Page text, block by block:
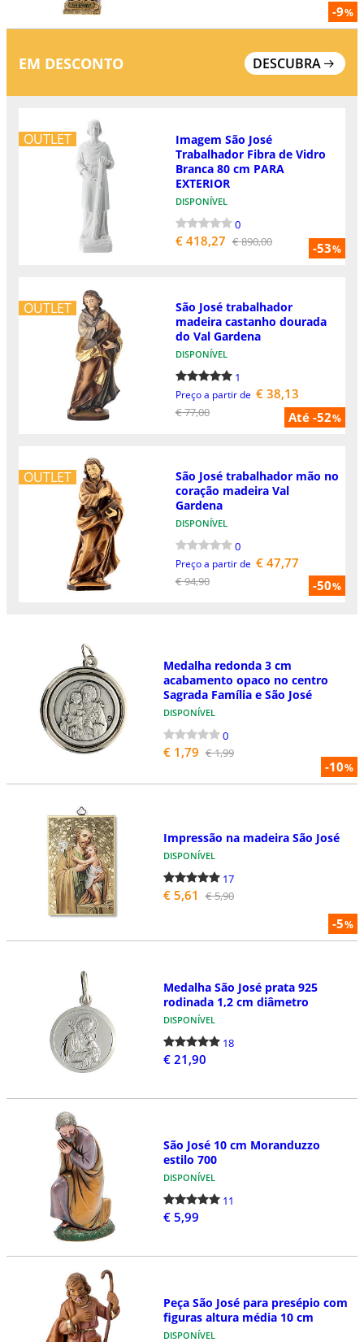
-9%
EM DESCONTO DESCUBRA
OUTLET
-53%
Imagem São José
Trabalhador Fibra de Vidro
Branca 80 cm PARA
EXTERIOR
DISPONÍVEL
0
€ 418,27 € 890,00
OUTLET
Até -52%
São José trabalhador
madeira castanho dourada
do Val Gardena
DISPONÍVEL
1
Preço a partir de € 38,13
€ 77,00
OUTLET
-50%
São José trabalhador mão no
coração madeira Val
Gardena
DISPONÍVEL
0
Preço a partir de € 47,77
€ 94,90
-10%
Medalha redonda 3 cm
acabamento opaco no centro
Sagrada Família e São José
DISPONÍVEL
0
€ 1,79 € 1,99
-5%
Impressão na madeira São José
DISPONÍVEL
17
€ 5,61 € 5,90
Medalha São José prata 925
rodinada 1,2 cm diâmetro
DISPONÍVEL
18
€ 21,90
São José 10 cm Moranduzzo
estilo 700
DISPONÍVEL
11
€ 5,99
Peça São José para presépio com
figuras altura média 10 cm
DISPONÍVEL